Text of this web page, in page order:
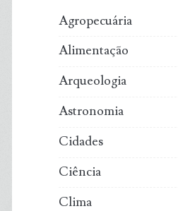
Agropecuária
Alimentação
Arqueologia
Astronomia
Cidades
Ciência
Clima